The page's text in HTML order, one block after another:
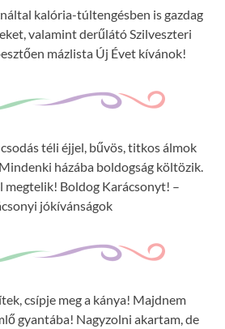
kalória-túltengésben is gazdag
valamint derűlátó Szilveszteri
mázlista Új Évet kívánok!
téli éjjel, bűvös, titkos álmok
házába boldogság költözik.
megtelik! Boldog Karácsonyt! –
jókívánságok
csípje meg a kánya! Majdnem
gyantába! Nagyzolni akartam, de